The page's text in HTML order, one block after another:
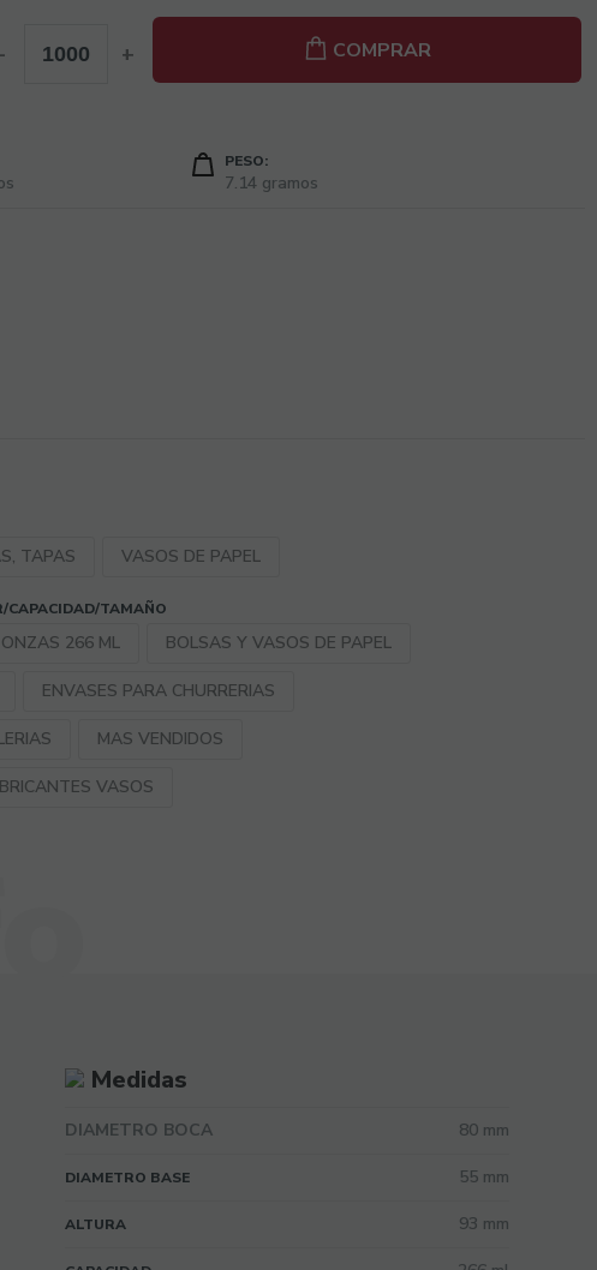
- + COMPRAR
PESO:
7.14 gramos
TAPAS VASOS DE PAPEL
CAPACIDAD/TAMAÑO
266 ML BOLSAS Y VASOS DE PAPEL
ENVASES PARA CHURRERIAS
MAS VENDIDOS
VASOS
Medidas
DIAMETRO BOCA 80 mm
DIAMETRO BASE 55 mm
ALTURA 93 mm